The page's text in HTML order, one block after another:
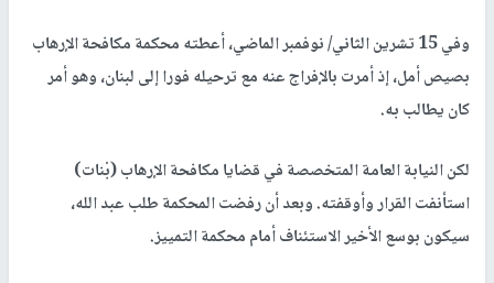
وفي 15 تشرين الثاني/ نوفمبر الماضي، أعطته محكمة مكافحة الإرهاب
بصيص أمل، إذ أمرت بالإفراج عنه مع ترحيله فورا إلى لبنان، وهو أمر
كان يطالب به.
لكن النيابة العامة المتخصصة في قضايا مكافحة الإرهاب (بْنات)
استأنفت القرار وأوقفته. وبعد أن رفضت المحكمة طلب عبد الله،
سيكون بوسع الأخير الاستئناف أمام محكمة التمييز.